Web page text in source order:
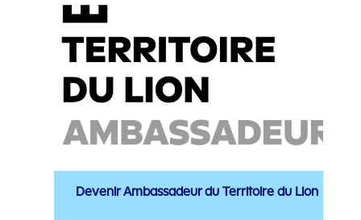
Devenir Ambassadeur du Territoire du Lion